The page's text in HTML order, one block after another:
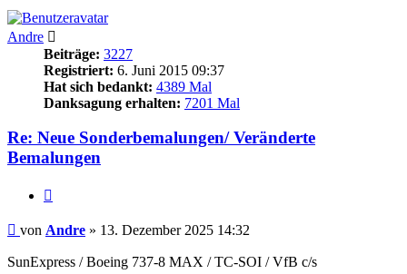
Andre
Beiträge: 3227
Registriert: 6. Juni 2015 09:37
Hat sich bedankt: 4389 Mal
Danksagung erhalten: 7201 Mal
Re: Neue Sonderbemalungen/ Veränderte
Bemalungen
Beitrag
von Andre » 13. Dezember 2025 14:32
SunExpress / Boeing 737-8 MAX / TC-SOI / VfB c/s